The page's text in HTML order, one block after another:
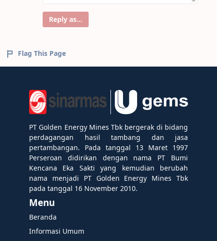
Reply as...
Flag This Page
PT Golden Energy Mines Tbk bergerak di bidang
perdagangan hasil tambang dan jasa
pertambangan. Pada tanggal 13 Maret 1997
Perseroan didirikan dengan nama PT Bumi
Kencana Eka Sakti yang kemudian berubah
nama menjadi PT Golden Energy Mines Tbk
pada tanggal 16 November 2010.
Menu
Beranda
Informasi Umum